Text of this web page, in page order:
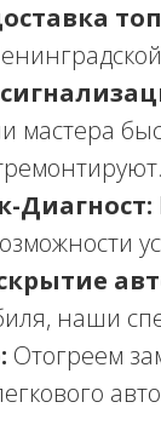
мастера
Диагност:
наши
Отогреем